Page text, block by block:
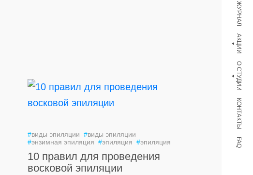
ЖУРНАЛ
АКЦИИ
О СТУДИИ
КОНТАКТЫ
FAQ
#виды эпиляции #виды эпиляции
#энзимная эпиляция #эпиляция #эпиляция
10 правил для проведения
восковой эпиляции